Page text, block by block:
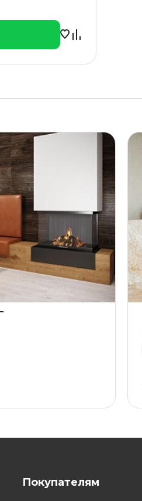
Покупателям